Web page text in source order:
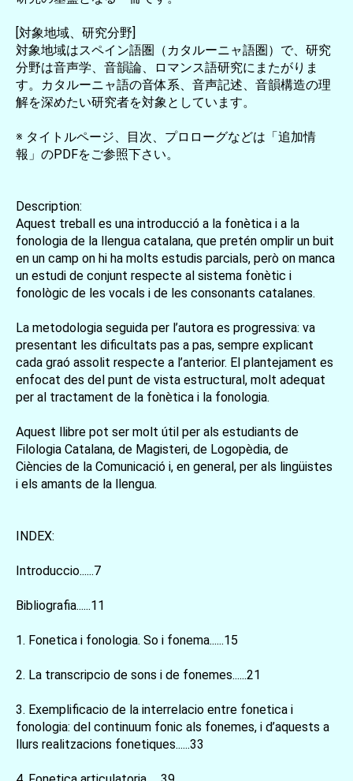
[対象地域、研究分野]
対象地域はスペイン語圏（カタルーニャ語圏）で、研究
分野は音声学、音韻論、ロマンス語研究にまたがりま
す。カタルーニャ語の音体系、音声記述、音韻構造の理
解を深めたい研究者を対象としています。
※ タイトルページ、目次、プロローグなどは「追加情
報」のPDFをご参照下さい。
Description:
Aquest treball es una introducció a la fonètica i a la
fonologia de la llengua catalana, que pretén omplir un buit
en un camp on hi ha molts estudis parcials, però on manca
un estudi de conjunt respecte al sistema fonètic i
fonològic de les vocals i de les consonants catalanes.
La metodologia seguida per l’autora es progressiva: va
presentant les dificultats pas a pas, sempre explicant
cada graó assolit respecte a l’anterior. El plantejament es
enfocat des del punt de vista estructural, molt adequat
per al tractament de la fonètica i la fonologia.
Aquest llibre pot ser molt útil per als estudiants de
Filologia Catalana, de Magisteri, de Logopèdia, de
Ciències de la Comunicació i, en general, per als lingüistes
i els amants de la llengua.
INDEX:
Introduccio......7
Bibliografia......11
1. Fonetica i fonologia. So i fonema......15
2. La transcripcio de sons i de fonemes......21
3. Exemplificacio de la interrelacio entre fonetica i
fonologia: del continuum fonic als fonemes, i d’aquests a
llurs realitzacions fonetiques......33